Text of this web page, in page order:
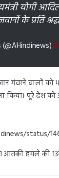
योगी
के प्रति
वालों को
पूरे देश को
status/
आतंकी हमले की